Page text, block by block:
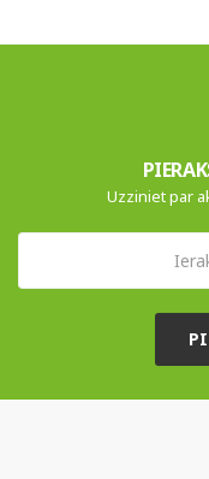
Uzziniet par